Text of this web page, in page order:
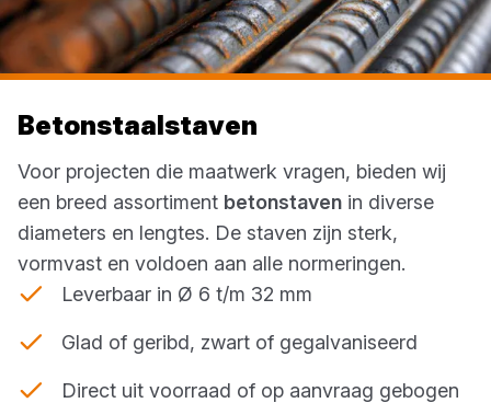
Betonstaalstaven
Voor projecten die maatwerk vragen, bieden wij
een breed assortiment betonstaven in diverse
diameters en lengtes. De staven zijn sterk,
vormvast en voldoen aan alle normeringen.
Leverbaar in Ø 6 t/m 32 mm
Glad of geribd, zwart of gegalvaniseerd
Direct uit voorraad of op aanvraag gebogen